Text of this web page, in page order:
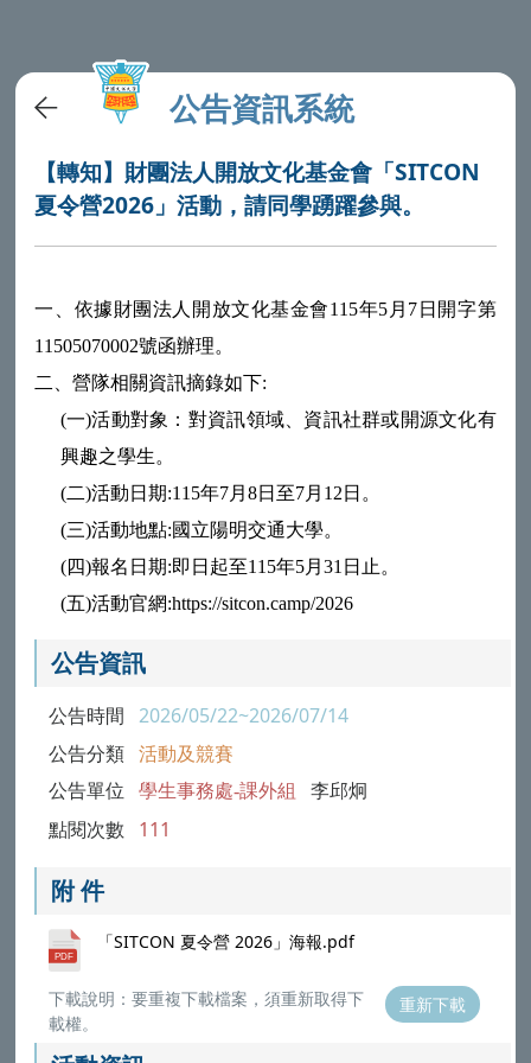
公告資訊系統
【轉知】財團法人開放文化基金會「SITCON
夏令營2026」活動，請同學踴躍參與。
一、依據財團法人開放文化基金會115年5月7日開字第
11505070002號函辦理。
二、營隊相關資訊摘錄如下:
(一)活動對象：對資訊領域、資訊社群或開源文化有
興趣之學生。
(二)活動日期:115年7月8日至7月12日。
(三)活動地點:國立陽明交通大學。
(四)報名日期:即日起至115年5月31日止。
(五)活動官網:https://sitcon.camp/2026
公告資訊
公告時間 2026/05/22~2026/07/14
公告分類 活動及競賽
公告單位 學生事務處-課外組 李邱炯
點閱次數 111
附 件
「SITCON 夏令營 2026」海報.pdf
下載說明：要重複下載檔案，須重新取得下
載權。
重新下載